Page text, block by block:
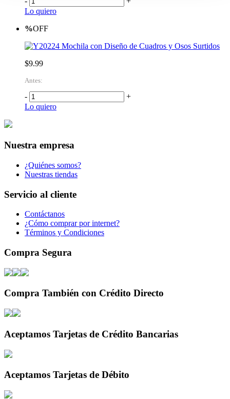
Lo quiero
%OFF
Mochila con Diseño de Cuadros y Osos Surtidos
$9.99
Antes:
-
+
Lo quiero
Nuestra empresa
¿Quiénes somos?
Nuestras tiendas
Servicio al cliente
Contáctanos
¿Cómo comprar por internet?
Términos y Condiciones
Compra Segura
Compra También con Crédito Directo
Aceptamos Tarjetas de Crédito Bancarias
Aceptamos Tarjetas de Débito